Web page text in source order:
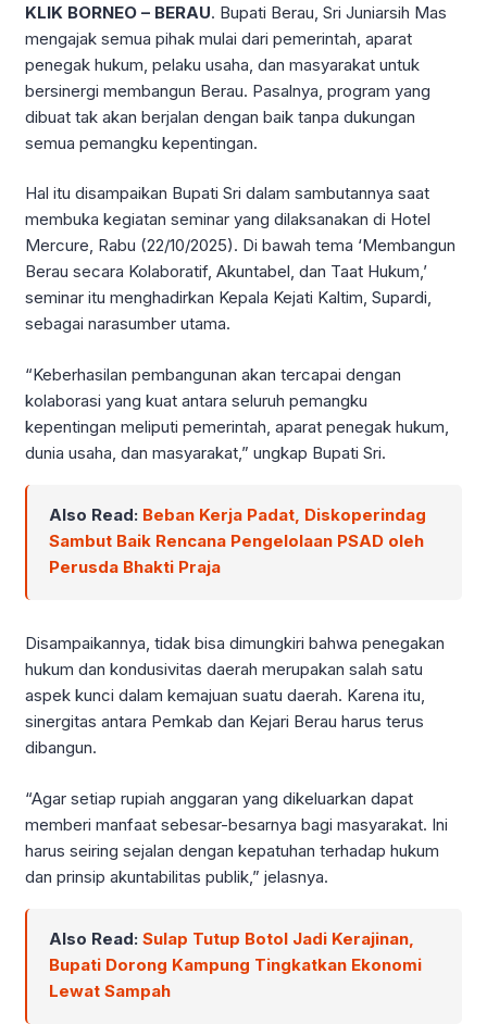
KLIK BORNEO – BERAU. Bupati Berau, Sri Juniarsih Mas
mengajak semua pihak mulai dari pemerintah, aparat
penegak hukum, pelaku usaha, dan masyarakat untuk
bersinergi membangun Berau. Pasalnya, program yang
dibuat tak akan berjalan dengan baik tanpa dukungan
semua pemangku kepentingan.
Hal itu disampaikan Bupati Sri dalam sambutannya saat
membuka kegiatan seminar yang dilaksanakan di Hotel
Mercure, Rabu (22/10/2025). Di bawah tema ‘Membangun
Berau secara Kolaboratif, Akuntabel, dan Taat Hukum,’
seminar itu menghadirkan Kepala Kejati Kaltim, Supardi,
sebagai narasumber utama.
“Keberhasilan pembangunan akan tercapai dengan
kolaborasi yang kuat antara seluruh pemangku
kepentingan meliputi pemerintah, aparat penegak hukum,
dunia usaha, dan masyarakat,” ungkap Bupati Sri.
Also Read: Beban Kerja Padat, Diskoperindag
Sambut Baik Rencana Pengelolaan PSAD oleh
Perusda Bhakti Praja
Disampaikannya, tidak bisa dimungkiri bahwa penegakan
hukum dan kondusivitas daerah merupakan salah satu
aspek kunci dalam kemajuan suatu daerah. Karena itu,
sinergitas antara Pemkab dan Kejari Berau harus terus
dibangun.
“Agar setiap rupiah anggaran yang dikeluarkan dapat
memberi manfaat sebesar-besarnya bagi masyarakat. Ini
harus seiring sejalan dengan kepatuhan terhadap hukum
dan prinsip akuntabilitas publik,” jelasnya.
Also Read: Sulap Tutup Botol Jadi Kerajinan,
Bupati Dorong Kampung Tingkatkan Ekonomi
Lewat Sampah